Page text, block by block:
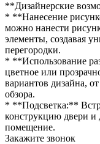
**Дизайнерские
* **Нанесение
можно нанести
элементы, создавая
перегородки.
* **Использование
цветное или
вариантов дизайна,
обзора.
* **Подсветка:**
конструкцию двери и
помещение.
Закажите звонок